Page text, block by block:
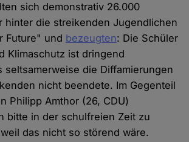
sich demonstrativ 26.000
hinter die streikenden Jugendlichen
Future" und bezeugten: Die Schüler
Klimaschutz ist dringend
seltsamerweise die Diffamierungen
nicht beendete. Im Gegenteil
Philipp Amthor (26, CDU)
bitte in der schulfreien Zeit zu
das nicht so störend wäre.